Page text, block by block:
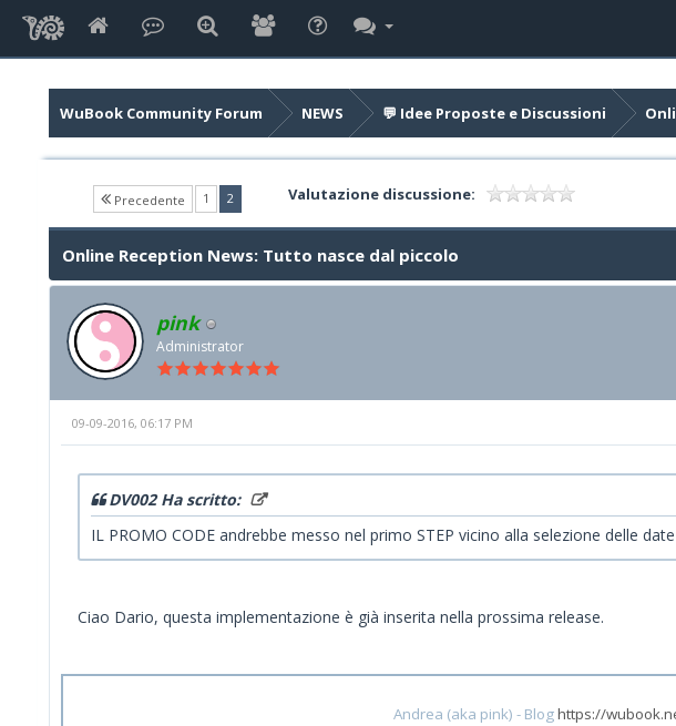
WuBook Community Forum NEWS 💬 Idee Proposte e Discussioni
Precedente 1 2(current) Valutazione discussione:
Online Reception News: Tutto nasce dal piccolo
pink
Administrator
09-09-2016, 06:17 PM
DV002 Ha scritto:
IL PROMO CODE andrebbe messo nel primo STEP vicino alla selezione delle
Ciao Dario, questa implementazione è già inserita nella prossima release.
Andrea (aka pink) - Bloghttps://